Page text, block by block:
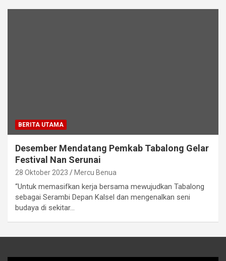
BERITA UTAMA
Desember Mendatang Pemkab Tabalong Gelar
Festival Nan Serunai
28 Oktober 2023 Mercu Benua
“Untuk memasifkan kerja bersama mewujudkan Tabalong
sebagai Serambi Depan Kalsel dan mengenalkan seni
budaya di sekitar…